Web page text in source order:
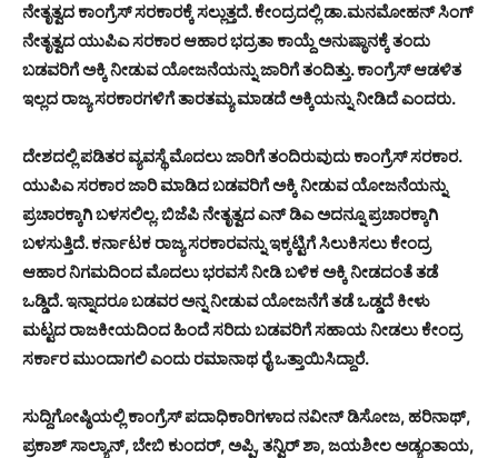
ನೇತೃತ್ವದ ಕಾಂಗ್ರೆಸ್ ಸರಕಾರಕ್ಕೆ ಸಲ್ಲುತ್ತದೆ. ಕೇಂದ್ರದಲ್ಲಿ ಡಾ.ಮನಮೋಹನ್ ಸಿಂಗ್
ನೇತೃತ್ವದ ಯುಪಿಎ ಸರಕಾರ ಆಹಾರ ಭದ್ರತಾ ಕಾಯ್ದೆ ಅನುಷ್ಠಾನಕ್ಕೆ ತಂದು
ಬಡವರಿಗೆ ಅಕ್ಕಿ ನೀಡುವ ಯೋಜನೆಯನ್ನು ಜಾರಿಗೆ ತಂದಿತ್ತು. ಕಾಂಗ್ರೆಸ್ ಆಡಳಿತ
ಇಲ್ಲದ ರಾಜ್ಯ ಸರಕಾರಗಳಿಗೆ ತಾರತಮ್ಯ ಮಾಡದೆ ಅಕ್ಕಿಯನ್ನು ನೀಡಿದೆ ಎಂದರು.
ದೇಶದಲ್ಲಿ ಪಡಿತರ ವ್ಯವಸ್ಥೆ ಮೊದಲು ಜಾರಿಗೆ ತಂದಿರುವುದು ಕಾಂಗ್ರೆಸ್ ಸರಕಾರ.
ಯುಪಿಎ ಸರಕಾರ ಜಾರಿ ಮಾಡಿದ ಬಡವರಿಗೆ ಅಕ್ಕಿ ನೀಡುವ ಯೋಜನೆಯನ್ನು
ಪ್ರಚಾರಕ್ಕಾಗಿ ಬಳಸಲಿಲ್ಲ. ಬಿಜೆಪಿ ನೇತೃತ್ವದ ಎನ್ ಡಿಎ ಅದನ್ನೂ ಪ್ರಚಾರಕ್ಕಾಗಿ
ಬಳಸುತ್ತಿದೆ. ಕರ್ನಾಟಕ ರಾಜ್ಯ ಸರಕಾರವನ್ನು ಇಕ್ಕಟ್ಟಿಗೆ ಸಿಲುಕಿಸಲು ಕೇಂದ್ರ
ಆಹಾರ ನಿಗಮದಿಂದ ಮೊದಲು ಭರವಸೆ ನೀಡಿ ಬಳಿಕ ಅಕ್ಕಿ ನೀಡದಂತೆ ತಡೆ
ಒಡ್ಡಿದೆ. ಇನ್ನಾದರೂ ಬಡವರ ಅನ್ನ ನೀಡುವ ಯೋಜನೆಗೆ ತಡೆ ಒಡ್ಡದೆ ಕೀಳು
ಮಟ್ಟದ ರಾಜಕೀಯದಿಂದ ಹಿಂದೆ ಸರಿದು ಬಡವರಿಗೆ ಸಹಾಯ ನೀಡಲು ಕೇಂದ್ರ
ಸರ್ಕಾರ ಮುಂದಾಗಲಿ ಎಂದು ರಮಾನಾಥ ರೈ ಒತ್ತಾಯಿಸಿದ್ದಾರೆ.
ಸುದ್ದಿಗೋಷ್ಠಿಯಲ್ಲಿ ಕಾಂಗ್ರೆಸ್ ಪದಾಧಿಕಾರಿಗಳಾದ ನವೀನ್ ಡಿಸೋಜ, ಹರಿನಾಥ್,
ಪ್ರಕಾಶ್ ಸಾಲ್ಯಾನ್, ಬೇಬಿ ಕುಂದರ್, ಅಪ್ಪಿ, ತನ್ವಿರ್ ಶಾ, ಜಯಶೀಲ ಅಡ್ಯಂತಾಯ,